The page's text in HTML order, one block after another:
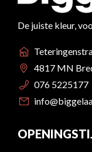
De juiste kleur,
4817 MN
076 5225177